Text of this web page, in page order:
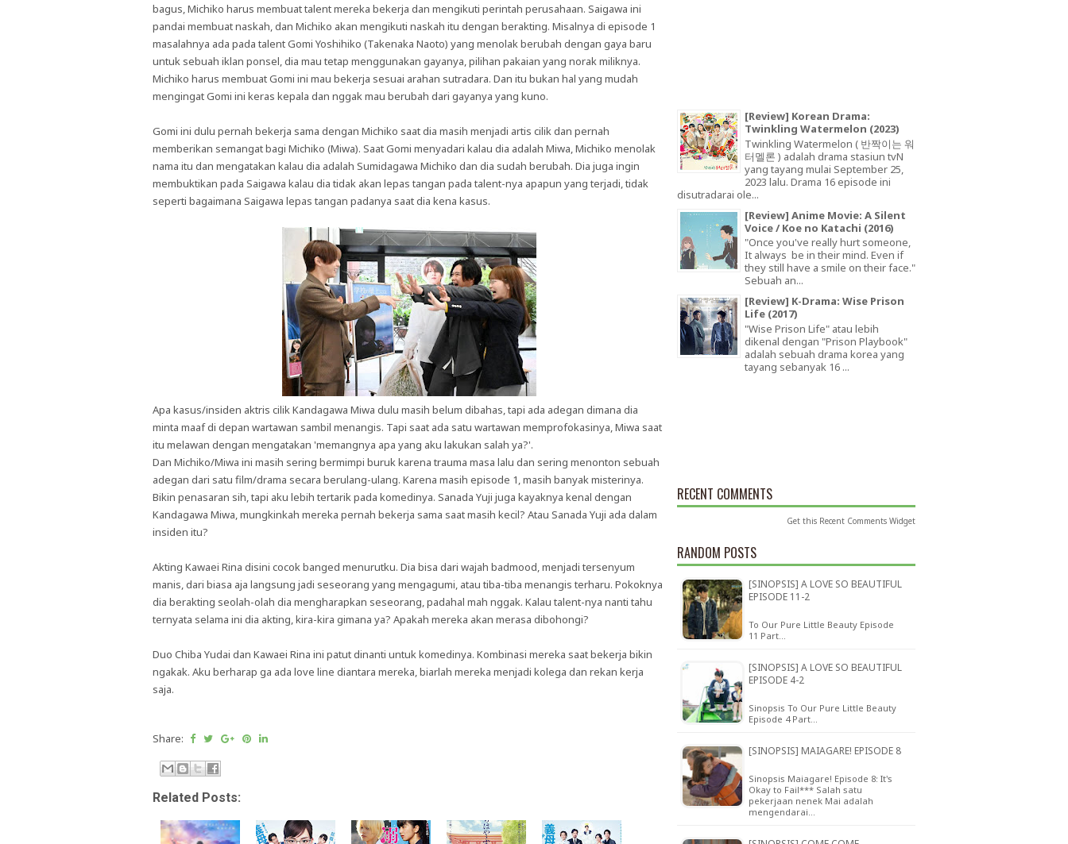
bagus, Michiko harus membuat talent mereka bekerja dan mengikuti perintah perusahaan. Saigawa ini
pandai membuat naskah, dan Michiko akan mengikuti naskah itu dengan berakting. Misalnya di episode 1
masalahnya ada pada talent Gomi Yoshihiko (Takenaka Naoto) yang menolak berubah dengan gaya baru
untuk sebuah iklan ponsel, dia mau tetap menggunakan gayanya, pilihan pakaian yang norak miliknya.
Michiko harus membuat Gomi ini mau bekerja sesuai arahan sutradara. Dan itu bukan hal yang mudah
mengingat Gomi ini keras kepala dan nggak mau berubah dari gayanya yang kuno.
Gomi ini dulu pernah bekerja sama dengan Michiko saat dia masih menjadi artis cilik dan pernah
memberikan semangat bagi Michiko (Miwa). Saat Gomi menyadari kalau dia adalah Miwa, Michiko menolak
nama itu dan mengatakan kalau dia adalah Sumidagawa Michiko dan dia sudah berubah. Dia juga ingin
membuktikan pada Saigawa kalau dia tidak akan lepas tangan pada talent-nya apapun yang terjadi, tidak
seperti bagaimana Saigawa lepas tangan padanya saat dia kena kasus.
Apa kasus/insiden aktris cilik Kandagawa Miwa dulu masih belum dibahas, tapi ada adegan dimana dia
minta maaf di depan wartawan sambil menangis. Tapi saat ada satu wartawan memprofokasinya, Miwa saat
itu melawan dengan mengatakan 'memangnya apa yang aku lakukan salah ya?'.
Dan Michiko/Miwa ini masih sering bermimpi buruk karena trauma masa lalu dan sering menonton sebuah
adegan dari satu film/drama secara berulang-ulang. Karena masih episode 1, masih banyak misterinya.
Bikin penasaran sih, tapi aku lebih tertarik pada komedinya. Sanada Yuji juga kayaknya kenal dengan
Kandagawa Miwa, mungkinkah mereka pernah bekerja sama saat masih kecil? Atau Sanada Yuji ada dalam
insiden itu?
Akting Kawaei Rina disini cocok banged menurutku. Dia bisa dari wajah badmood, menjadi tersenyum
manis, dari biasa aja langsung jadi seseorang yang mengagumi, atau tiba-tiba menangis terharu. Pokoknya
dia berakting seolah-olah dia mengharapkan seseorang, padahal mah nggak. Kalau talent-nya nanti tahu
ternyata selama ini dia akting, kira-kira gimana ya? Apakah mereka akan merasa dibohongi?
Duo Chiba Yudai dan Kawaei Rina ini patut dinanti untuk komedinya. Kombinasi mereka saat bekerja bikin
ngakak. Aku berharap ga ada love line diantara mereka, biarlah mereka menjadi kolega dan rekan kerja
saja.
Share:
Related Posts:
[Review] Korean Drama:
Twinkling Watermelon (2023)
Twinkling Watermelon ( 반짝이는 워
터멜론 ) adalah drama stasiun tvN
yang tayang mulai September 25,
2023 lalu. Drama 16 episode ini
disutradarai ole...
[Review] Anime Movie: A Silent
Voice / Koe no Katachi (2016)
"Once you've really hurt someone,
It always be in their mind. Even if
they still have a smile on their face."
Sebuah an...
[Review] K-Drama: Wise Prison
Life (2017)
"Wise Prison Life" atau lebih
dikenal dengan "Prison Playbook"
adalah sebuah drama korea yang
tayang sebanyak 16 ...
RECENT COMMENTS
Get this Recent Comments Widget
RANDOM POSTS
[SINOPSIS] A LOVE SO BEAUTIFUL
EPISODE 11-2
To Our Pure Little Beauty Episode
11 Part…
[SINOPSIS] A LOVE SO BEAUTIFUL
EPISODE 4-2
Sinopsis To Our Pure Little Beauty
Episode 4 Part…
[SINOPSIS] MAIAGARE! EPISODE 8
Sinopsis Maiagare! Episode 8: It's
Okay to Fail*** Salah satu
pekerjaan nenek Mai adalah
mengendarai…